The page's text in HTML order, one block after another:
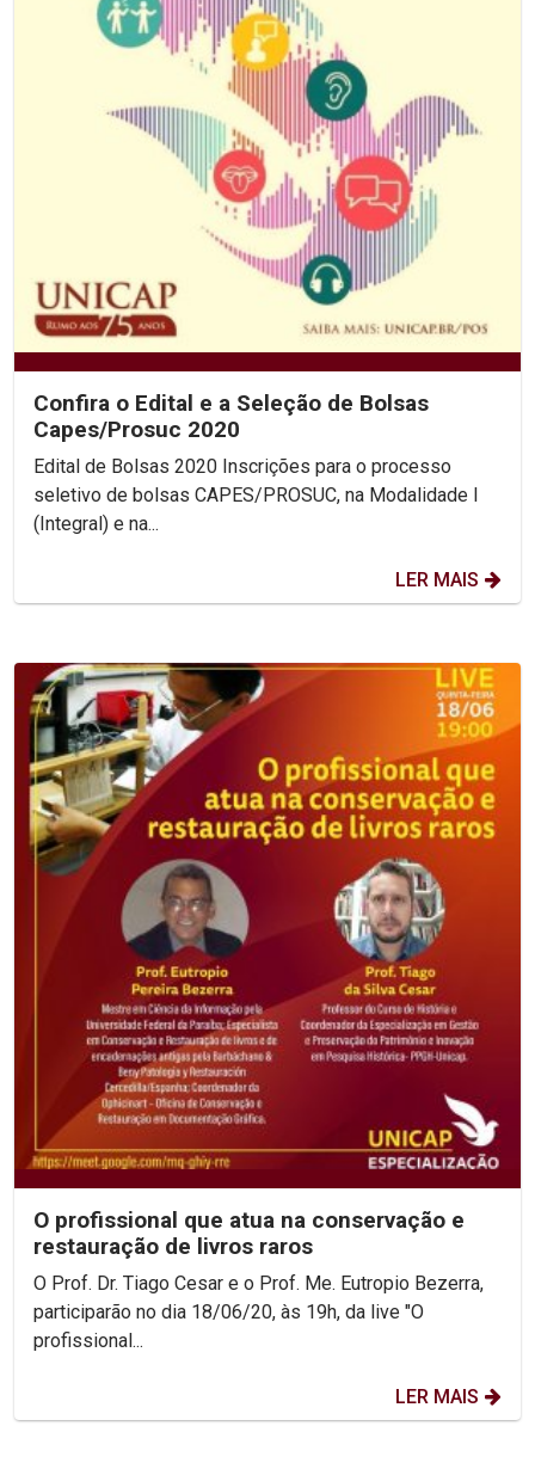
Confira o Edital e a Seleção de Bolsas
Capes/Prosuc 2020
Edital de Bolsas 2020 Inscrições para o processo
seletivo de bolsas CAPES/PROSUC, na Modalidade I
(Integral) e na...
LER MAIS
O profissional que atua na conservação e
restauração de livros raros
O Prof. Dr. Tiago Cesar e o Prof. Me. Eutropio Bezerra,
participarão no dia 18/06/20, às 19h, da live "O
profissional...
LER MAIS